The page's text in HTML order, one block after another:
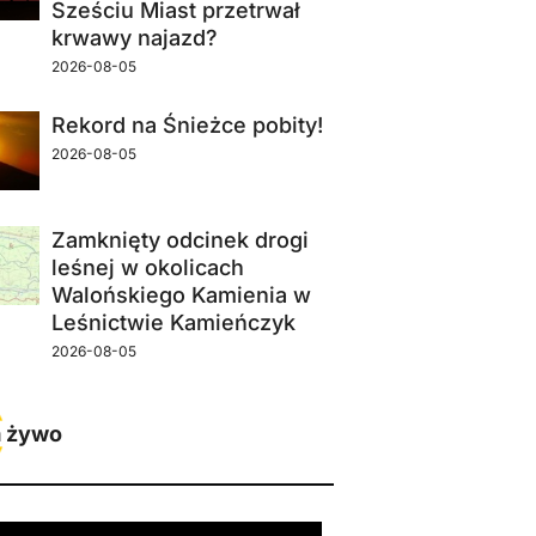
Sześciu Miast przetrwał
krwawy najazd?
2026-08-05
Rekord na Śnieżce pobity!
2026-08-05
Zamknięty odcinek drogi
leśnej w okolicach
Walońskiego Kamienia w
Leśnictwie Kamieńczyk
2026-08-05
żywo